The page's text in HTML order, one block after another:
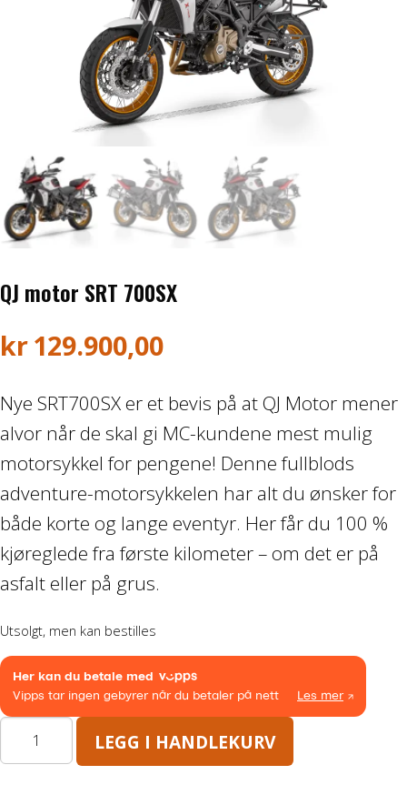
Kawasaki ATV/UTV
Hisun ATV / UTV
TGB ATV
BÅT OG BÅTMOTOR
Båthenger
Varehenger
Skaphenger
Maskinhenger
HAGE/SKOG
Honda Power Equipment
Stihl -Skog og Hage
QJ motor SRT 700SX
kr129.900,00
Nye SRT700SX er et bevis på at QJ Motor mener
alvor når de skal gi MC-kundene mest mulig
motorsykkel for pengene! Denne fullblods
adventure-motorsykkelen har alt du ønsker for
både korte og lange eventyr. Her får du 100 %
kjøreglede fra første kilometer – om det er på
asfalt eller på grus.
Utsolgt, men kan bestilles
LEGG I HANDLEKURV